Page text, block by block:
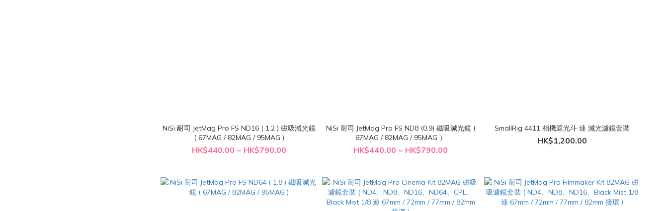
NiSi 耐司 JetMag Pro FS ND16 ( 1.2 ) 磁吸減光鏡
( 67MAG / 82MAG / 95MAG )
HK$440.00 ~ HK$790.00
NiSi 耐司 JetMag Pro FS ND8 (0.9) 磁吸減光鏡 (
67MAG / 82MAG / 95MAG ）
HK$440.00 ~ HK$790.00
SmallRig 4411 相機遮光斗 連 減光濾鏡套裝
HK$1,200.00